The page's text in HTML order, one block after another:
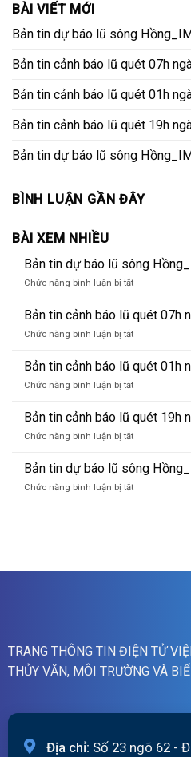
BÀI VIẾT MỚI
Bản tin dự báo lũ sông
Bản tin cảnh báo lũ quét 07h
Bản tin cảnh báo lũ quét 01h
Bản tin cảnh báo lũ quét 19h
Bản tin dự báo lũ sông
BÌNH LUẬN GẦN ĐÂY
BÀI XEM NHIỀU
Bản tin dự báo lũ sông
Chức năng bình luận bị tắtở
tin
báo
sông
Bản tin cảnh báo lũ quét 07h
Chức năng bình luận bị tắtở
tin
báo
quét
07h
07/8/2026
Bản tin cảnh báo lũ quét 01h
Chức năng bình luận bị tắtở
tin
báo
quét
01h
Bản tin cảnh báo lũ quét 19h
Chức năng bình luận bị tắtở
tin
báo
Bản tin dự báo lũ sông
Chức năng bình luận bị tắtở
sông
TRANG THÔNG TIN ĐIỆN TỬ
THỦY VĂN, MÔI TRƯỜNG VÀ
Địa chỉ: Số 23 ngõ 62 -